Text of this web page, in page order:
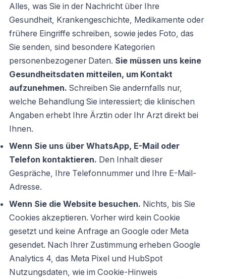
Alles, was Sie in der Nachricht über Ihre
Gesundheit, Krankengeschichte, Medikamente oder
frühere Eingriffe schreiben, sowie jedes Foto, das
Sie senden, sind besondere Kategorien
personenbezogener Daten. Sie müssen uns keine
Gesundheitsdaten mitteilen, um Kontakt
aufzunehmen. Schreiben Sie andernfalls nur,
welche Behandlung Sie interessiert; die klinischen
Angaben erhebt Ihre Ärztin oder Ihr Arzt direkt bei
Ihnen.
Wenn Sie uns über WhatsApp, E-Mail oder
Telefon kontaktieren. Den Inhalt dieser
Gespräche, Ihre Telefonnummer und Ihre E-Mail-
Adresse.
Wenn Sie die Website besuchen. Nichts, bis Sie
Cookies akzeptieren. Vorher wird kein Cookie
gesetzt und keine Anfrage an Google oder Meta
gesendet. Nach Ihrer Zustimmung erheben Google
Analytics 4, das Meta Pixel und HubSpot
Nutzungsdaten, wie im Cookie-Hinweis